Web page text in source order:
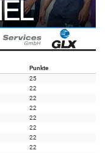
Punkte
25
22
22
22
22
22
22
22